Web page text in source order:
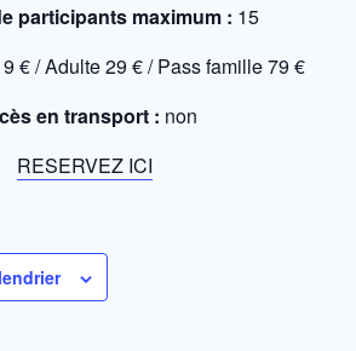
participants maximum : 15
€ / Adulte 29 € / Pass famille 79 €
en transport : non
RESERVEZ ICI